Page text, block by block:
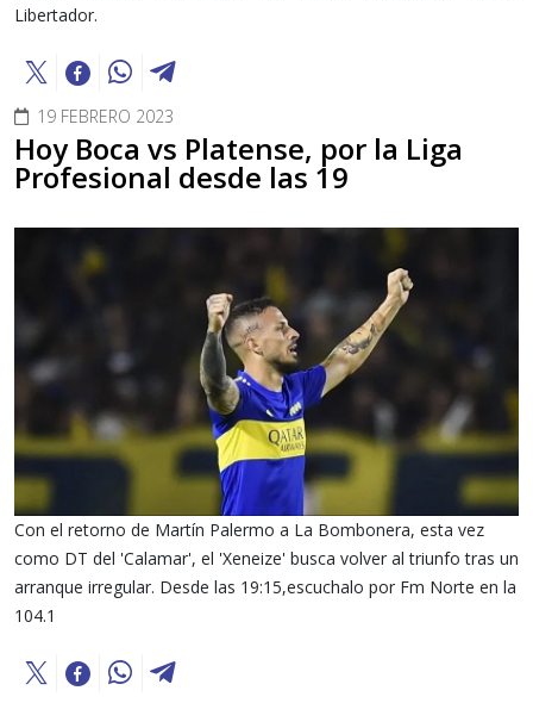
Libertador.
19 FEBRERO 2023
Hoy Boca vs Platense, por la Liga
Profesional desde las 19
Con el retorno de Martín Palermo a La Bombonera, esta vez
como DT del 'Calamar', el 'Xeneize' busca volver al triunfo tras un
arranque irregular. Desde las 19:15,escuchalo por Fm Norte en la
104.1